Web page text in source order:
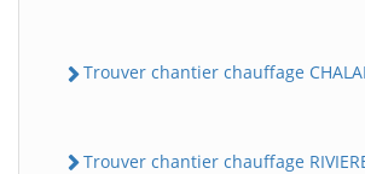
Trouver chantier chauffage
Trouver chantier chauffage